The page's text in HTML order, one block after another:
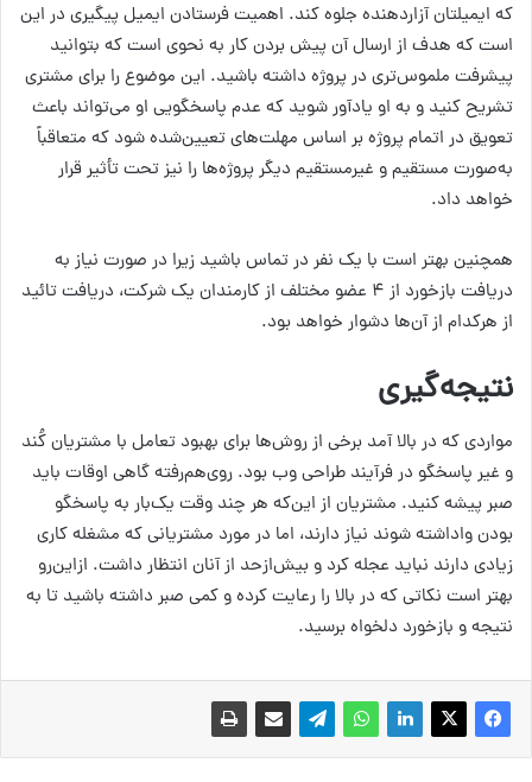
که ایمیلتان آزاردهنده جلوه کند. اهمیت فرستادن ایمیل پیگیری در این
است که هدف از ارسال آن پیش بردن کار به نحوی است که بتوانید
پیشرفت ملموس‌تری در پروژه داشته باشید. این موضوع را برای مشتری
تشریح کنید و به او یادآور شوید که عدم پاسخگویی او می‌تواند باعث
تعویق در اتمام پروژه بر اساس مهلت‌های تعیین‌شده شود که متعاقباً
به‌صورت مستقیم و غیرمستقیم دیگر پروژه‌ها را نیز تحت تأثیر قرار
خواهد داد.
همچنین بهتر است با یک نفر در تماس باشید زیرا در صورت نیاز به
دریافت بازخورد از ۴ عضو مختلف از کارمندان یک شرکت، دریافت تائید
از هرکدام از آن‌ها دشوار خواهد بود.
نتیجه‌گیری
مواردی که در بالا آمد برخی از روش‌ها برای بهبود تعامل با مشتریان کُند
و غیر پاسخگو در فرآیند طراحی وب بود. روی‌هم‌رفته گاهی اوقات باید
صبر پیشه کنید. مشتریان از این‌که هر چند وقت یک‌بار به پاسخگو
بودن واداشته شوند نیاز دارند، اما در مورد مشتریانی که مشغله کاری
زیادی دارند نباید عجله کرد و بیش‌ازحد از آنان انتظار داشت. ازاین‌رو
بهتر است نکاتی که در بالا را رعایت کرده و کمی صبر داشته باشید تا به
نتیجه و بازخورد دلخواه برسید.